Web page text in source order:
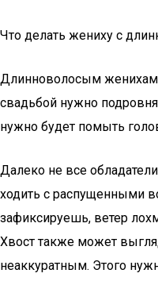
Что делать жениху с
Длинноволосым женихам
свадьбой нужно
нужно будет помыть
Далеко не все
ходить с распущенными
зафиксируешь, ветер
Хвост также может
неаккуратным. Этого